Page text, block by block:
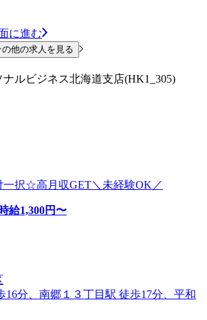
に進む
他の求人を見る
ルビジネス北海道支店(HK1_305)
一択☆高月収GET＼未経験OK／
給1,300円〜
16分、南郷１３丁目駅 徒歩17分、平和